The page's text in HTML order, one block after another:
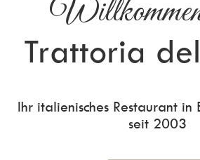
Trattoria
Ihr italienisches Restaurant in
seit 2003